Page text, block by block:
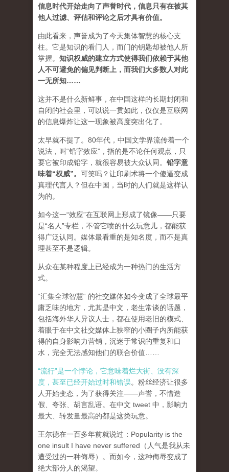
信息时代开始走向了声誉时代，信息只有在被其
他人过滤、评估和评论之后才具有价值。
由此看来，声誉成为了今天集体智慧的核心支
柱。它是知识的看门人，而门的钥匙却被他人所
掌握。 知识权威的建立方式使得我们依赖于其他
人不可避免的偏见判断上，而我们大多数人对此
一无所知……
这并不是什么新鲜事，在中国这样的长期封闭和
自闭的社会里，可以说一贯如此，仅仅是互联网
的信息爆炸让这一现象被高度突出化了。
太早就不提了。80年代，中国文学界流传着一个
说法，叫“铅字效应”，指的是不论任何观点，只
要它被印成铅字，就很容易被大众认同。 铅字意
味着“权威”。 可笑吗？让印刷术将一个傻逼变成
真理代言人？但在中国，当时的人们就是这样认
为的。
如今这一“效应”在互联网上形成了镜像——只要
是“名人”专栏，不管它喷的什么玩意儿，都能获
得广泛认同。媒体最看重的是知名度，而不是真
理甚至不是逻辑。
从众在某种程度上已经成为一种热门的生活方
式。
“汇集全球智慧“ 的社交媒体如今变成了全球最平
庸乏味的地方，尤其是中文，老生常谈的话题，
包括海外华人异议人士，都在使用老旧的模式、
着眼于在中文社交媒体上狭窄的小圈子内所能获
得的自身影响力营销，沉迷于常识的重复和口
水，完全无法感知他们的联合价值……
“流行”是一个悖论，它意味着烂大街、没有深
度，甚至已经开始过时和错误。粉丝经济让很多
人开始变态，为了获得关注——声誉，不惜造
假、夸张、胡言乱语。在中文 tweet 中，影响力
最大、转发量最高的都是这类玩意。
王尔德在一百多年前就说过：Popularity is the
one insult I have never suffered（人气是我从未
遭受过的一种侮辱）。而如今，这种侮辱变成了
绝大部分人的渴望。